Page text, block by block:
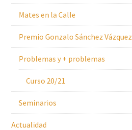
Mates en la Calle
Premio Gonzalo Sánchez Vázquez
Problemas y + problemas
Curso 20/21
Seminarios
Actualidad